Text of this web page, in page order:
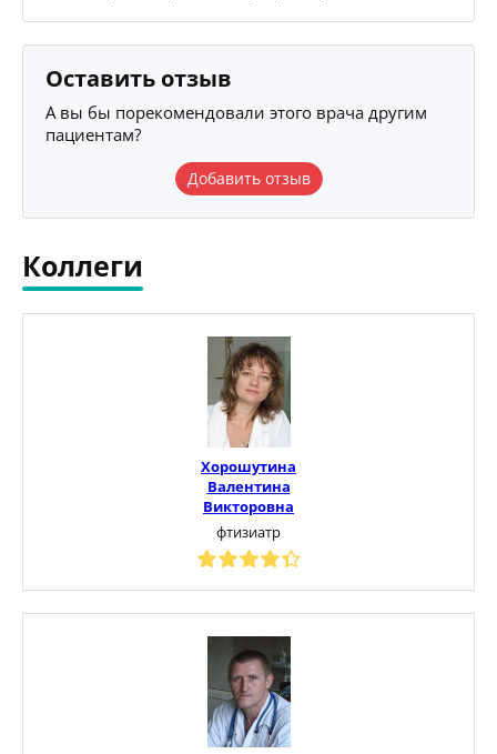
Оставить отзыв
А вы бы порекомендовали этого врача другим
пациентам?
Добавить отзыв
Коллеги
Хорошутина
Валентина
Викторовна
фтизиатр